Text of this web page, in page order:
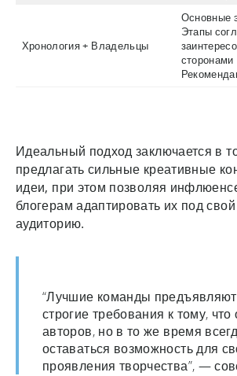
Хронология + Владельцы
Основные
Этапы
сторонами
Идеальный подход заключается в
предлагать сильные креативные
идеи, при этом позволяя
блогерам адаптировать их под
аудиторию.
“Лучшие команды предъявляют
строгие требования к тому,
авторов, но в то же время
оставаться возможность для
проявления творчества”, —